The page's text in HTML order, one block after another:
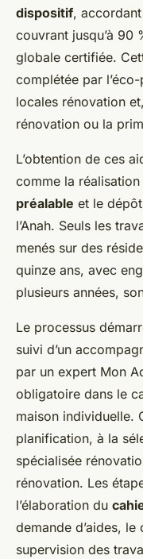
dispositif,
couvrant jusqu’à 90
globale certifiée.
complétée par
locales rénovation
rénovation ou la
L’obtention de ces
comme la réalisation
préalable et le
l’Anah. Seuls les
menés sur des
quinze ans, avec
plusieurs années,
Le processus
suivi d’un
par un expert Mon
obligatoire dans le
maison individuelle.
planification, à la
spécialisée
rénovation. Les
l’élaboration du
demande d’aides,
supervision des